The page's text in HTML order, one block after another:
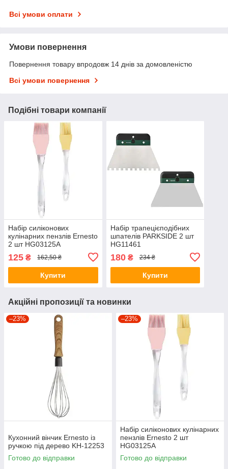
Всі умови оплати
Умови повернення
Повернення товару впродовж 14 днів за домовленістю
Всі умови повернення
Подібні товари компанії
Набір силіконових
кулінарних пензлів Ernesto
2 шт HG03125A
125 ₴ 162,50 ₴
Купити
Набір трапецієподібних
шпателів PARKSIDE 2 шт
HG11461
180₴ 234 ₴
Купити
Акційні пропозиції та новинки
–23%
Кухонний вінчик Ernesto із
ручкою під дерево KH-12253
Готово до відправки
–23%
Набір силіконових кулінарних
пензлів Ernesto 2 шт
HG03125A
Готово до відправки